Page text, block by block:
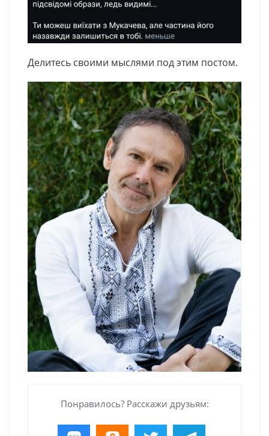
Делитесь своими мыслями под этим постом.
Понравилось? Расскажи друзьям: